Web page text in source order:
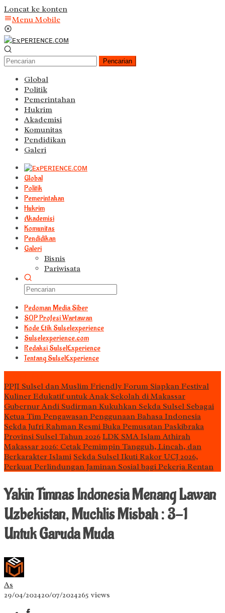
Loncat ke konten
Menu Mobile
Pencarian
Global
Politik
Pemerintahan
Hukrim
Akademisi
Komunitas
Pendidikan
Galeri
Global
Politik
Pemerintahan
Hukrim
Akademisi
Komunitas
Pendidikan
Galeri
Bisnis
Pariwisata
Pedoman Media Siber
S0P Profesi Wartawan
Kode Etik Sulselexperience
Sulselexperience.com
Redaksi SulselExperience
Tentang SulselExperience
PPJI Sulsel dan Muslim Friendly Forum Siapkan Festival
Kuliner Edukatif untuk Anak Sekolah di Makassar
Gubernur Andi Sudirman Kukuhkan Sekda Sulsel Sebagai
Ketua Tim Pengawasan Penggunaan Bahasa Indonesia
Sekda Jufri Rahman Resmi Buka Pemusatan Paskibraka
Provinsi Sulsel Tahun 2026 LDK SMA Islam Athirah
Makassar 2026: Cetak Pemimpin Tangguh, Lincah, dan
Berkarakter Islami Sekda Sulsel Ikuti Rakor UCJ 2026,
Perkuat Perlindungan Jaminan Sosial bagi Pekerja Rentan
Yakin Timnas Indonesia Menang Lawan
Uzbekistan, Muchlis Misbah : 3-1
Untuk Garuda Muda
As
29/04/202420/07/2024265 views